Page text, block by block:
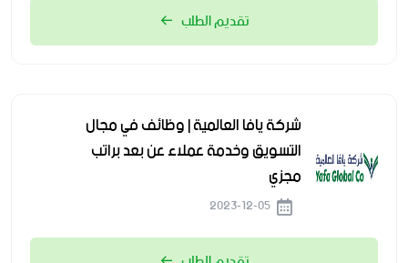
تقديم الطلب
شركة يافا العالمية | وظائف في مجال
التسويق وخدمة عملاء عن بعد براتب
مجزي